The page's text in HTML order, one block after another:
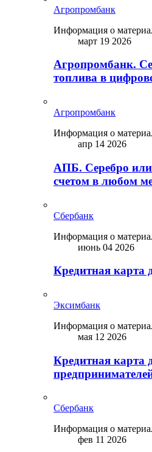
Агропромбанк
Информация о
март 19 2026
Агропромбанк.
топлива в
Агропромбанк
Информация о
апр 14 2026
АПБ. Серебро или
счетом в любом
Сбербанк
Информация о
июнь 04 2026
Кредитная карта
Эксимбанк
Информация о
мая 12 2026
Кредитная карта
Сбербанк
Информация о
фев 11 2026